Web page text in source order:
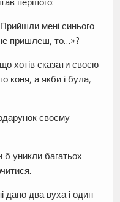
мені синього
пришлеш, то…»?
хотів сказати своєю
коня, а якби і була,
своєму
уникли багатьох
дано два вуха і один